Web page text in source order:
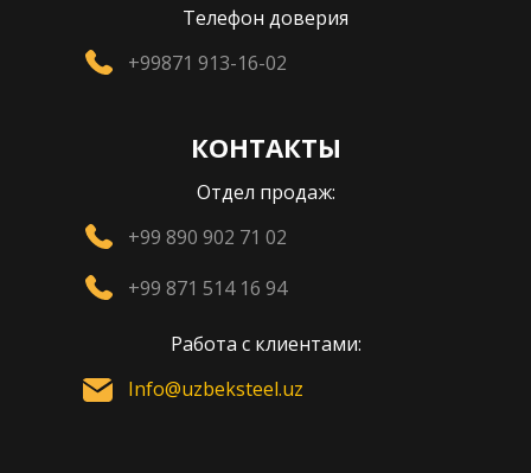
Телефон доверия
+99871 913-16-02
КОНТАКТЫ
Отдел продаж:
+99 890 902 71 02
+99 871 514 16 94
Работа с клиентами:
Info@uzbeksteel.uz